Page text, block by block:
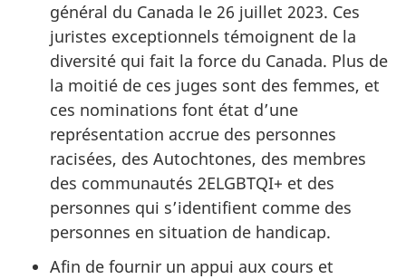
général du Canada le 26 juillet 2023. Ces
juristes exceptionnels témoignent de la
diversité qui fait la force du Canada. Plus de
la moitié de ces juges sont des femmes, et
ces nominations font état d’une
représentation accrue des personnes
racisées, des Autochtones, des membres
des communautés 2ELGBTQI+ et des
personnes qui s’identifient comme des
personnes en situation de handicap.
Afin de fournir un appui aux cours et